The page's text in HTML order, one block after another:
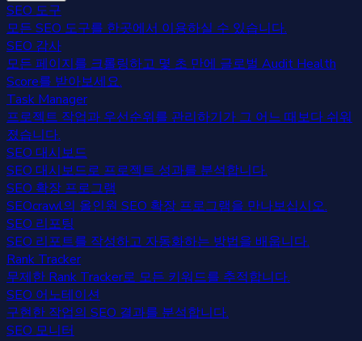
SEO 도구
모든 SEO 도구를 한곳에서 이용하실 수 있습니다.
SEO 감사
모든 페이지를 크롤링하고 몇 초 만에 글로벌 Audit Health
Score를 받아보세요.
Task Manager
프로젝트 작업과 우선순위를 관리하기가 그 어느 때보다 쉬워
졌습니다.
SEO 대시보드
SEO 대시보드로 프로젝트 성과를 분석합니다.
SEO 확장 프로그램
SEOcrawl의 올인원 SEO 확장 프로그램을 만나보십시오.
SEO 리포팅
SEO 리포트를 작성하고 자동화하는 방법을 배웁니다.
Rank Tracker
무제한 Rank Tracker로 모든 키워드를 추적합니다.
SEO 어노테이션
구현한 작업의 SEO 결과를 분석합니다.
SEO 모니터